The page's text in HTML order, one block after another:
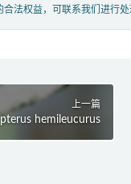
法权益，可联系我们进行处
上一篇
hemileucurus